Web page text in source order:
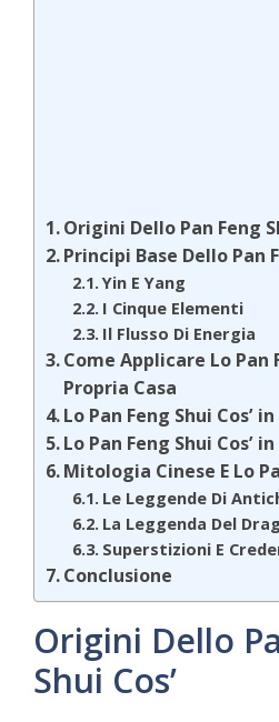
Origini Dello Pan Feng
Principi Base Dello Pan
Yin E Yang
I Cinque Elementi
Il Flusso Di Energia
Come Applicare Lo Pan
Propria Casa
Lo Pan Feng Shui Cos’
Lo Pan Feng Shui Cos’
Mitologia Cinese E Lo
Le Leggende Di
La Leggenda Del
Superstizioni E
Conclusione
Origini Dello
Shui Cos’